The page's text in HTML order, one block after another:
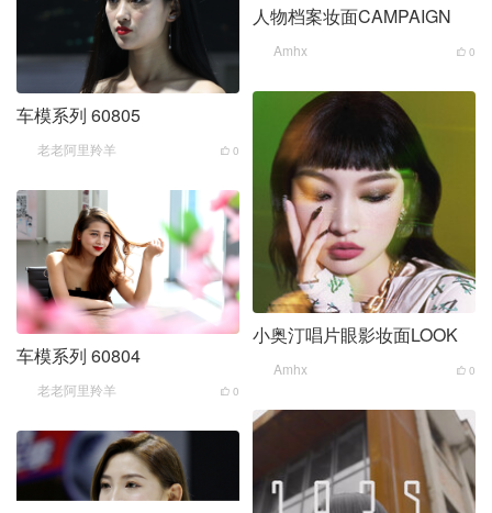
车模系列 60805
老老阿里羚羊 0
车模系列 60804
老老阿里羚羊 0
人物档案妆面CAMPAIGN
Amhx 0
小奥汀唱片眼影妆面LOOK
Amhx 0